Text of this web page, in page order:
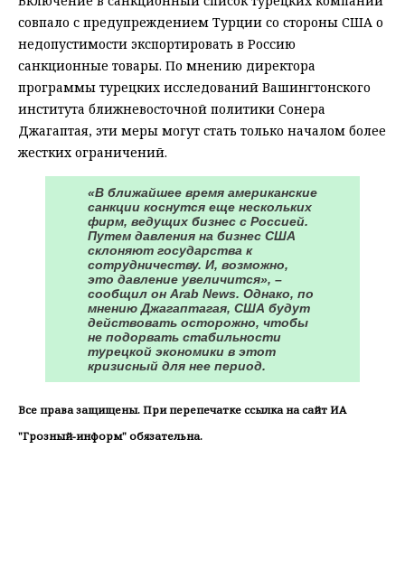
совпало с предупреждением Турции со стороны США о
недопустимости экспортировать в Россию
санкционные товары. По мнению директора
программы турецких исследований Вашингтонского
института ближневосточной политики Сонера
Джагаптая, эти меры могут стать только началом более
жестких ограничений.
«В ближайшее время американские
санкции коснутся еще нескольких
фирм, ведущих бизнес с Россией.
Путем давления на бизнес США
склоняют государства к
сотрудничеству. И, возможно,
это давление увеличится», –
сообщил он Arab News. Однако, по
мнению Джагаптагая, США будут
действовать осторожно, чтобы
не подорвать стабильности
турецкой экономики в этот
кризисный для нее период.
Все права защищены. При перепечатке ссылка на сайт ИА
"Грозный-информ" обязательна.